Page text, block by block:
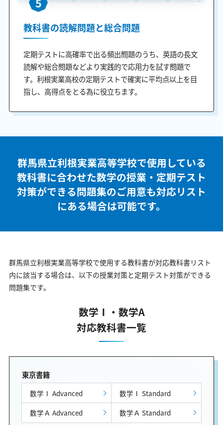
教科書の読解問題と総合問題
定期テストに高確率で出る頻出問題のうち、英語の長文
読解や総合問題などより実践的で応用力を試す問題で
す。利根実業高校の定期テストで確実に平均点以上を目
指し、高得点をとる為に役立ちます。
群馬県立利根実業高等学校で使用している
教科書に合わせた数学の授業・定期テスト
対策ができる問題集のご用意も対応リスト
にある場合は可能です。
群馬県立利根実業高等学校で使用する教科書が対応教科書リスト
内に該当する場合は、以下の授業対策と定期テスト対策ができる
問題集です。
数学Ⅰ・数学A
対応教科書一覧
東京書籍
数学Ⅰ Advanced
数学Ⅰ Standard
数学Ａ Advanced
数学Ａ Standard